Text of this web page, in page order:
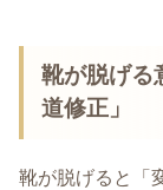
靴が脱げる
道修正」
靴が脱げると「